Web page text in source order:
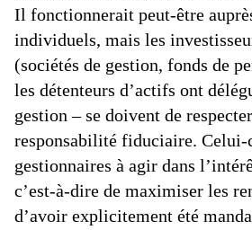
Il fonctionnerait peut-être
individuels, mais les
(sociétés de gestion, fonds de
les détenteurs d’actifs ont
gestion – se doivent de
responsabilité fiduciaire. Celui-
gestionnaires à agir dans
c’est-à-dire de maximiser les
d’avoir explicitement été